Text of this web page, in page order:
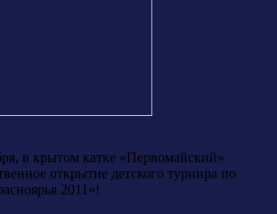
в крытом катке «Первомайский»
открытие детского турнира по
2011»!